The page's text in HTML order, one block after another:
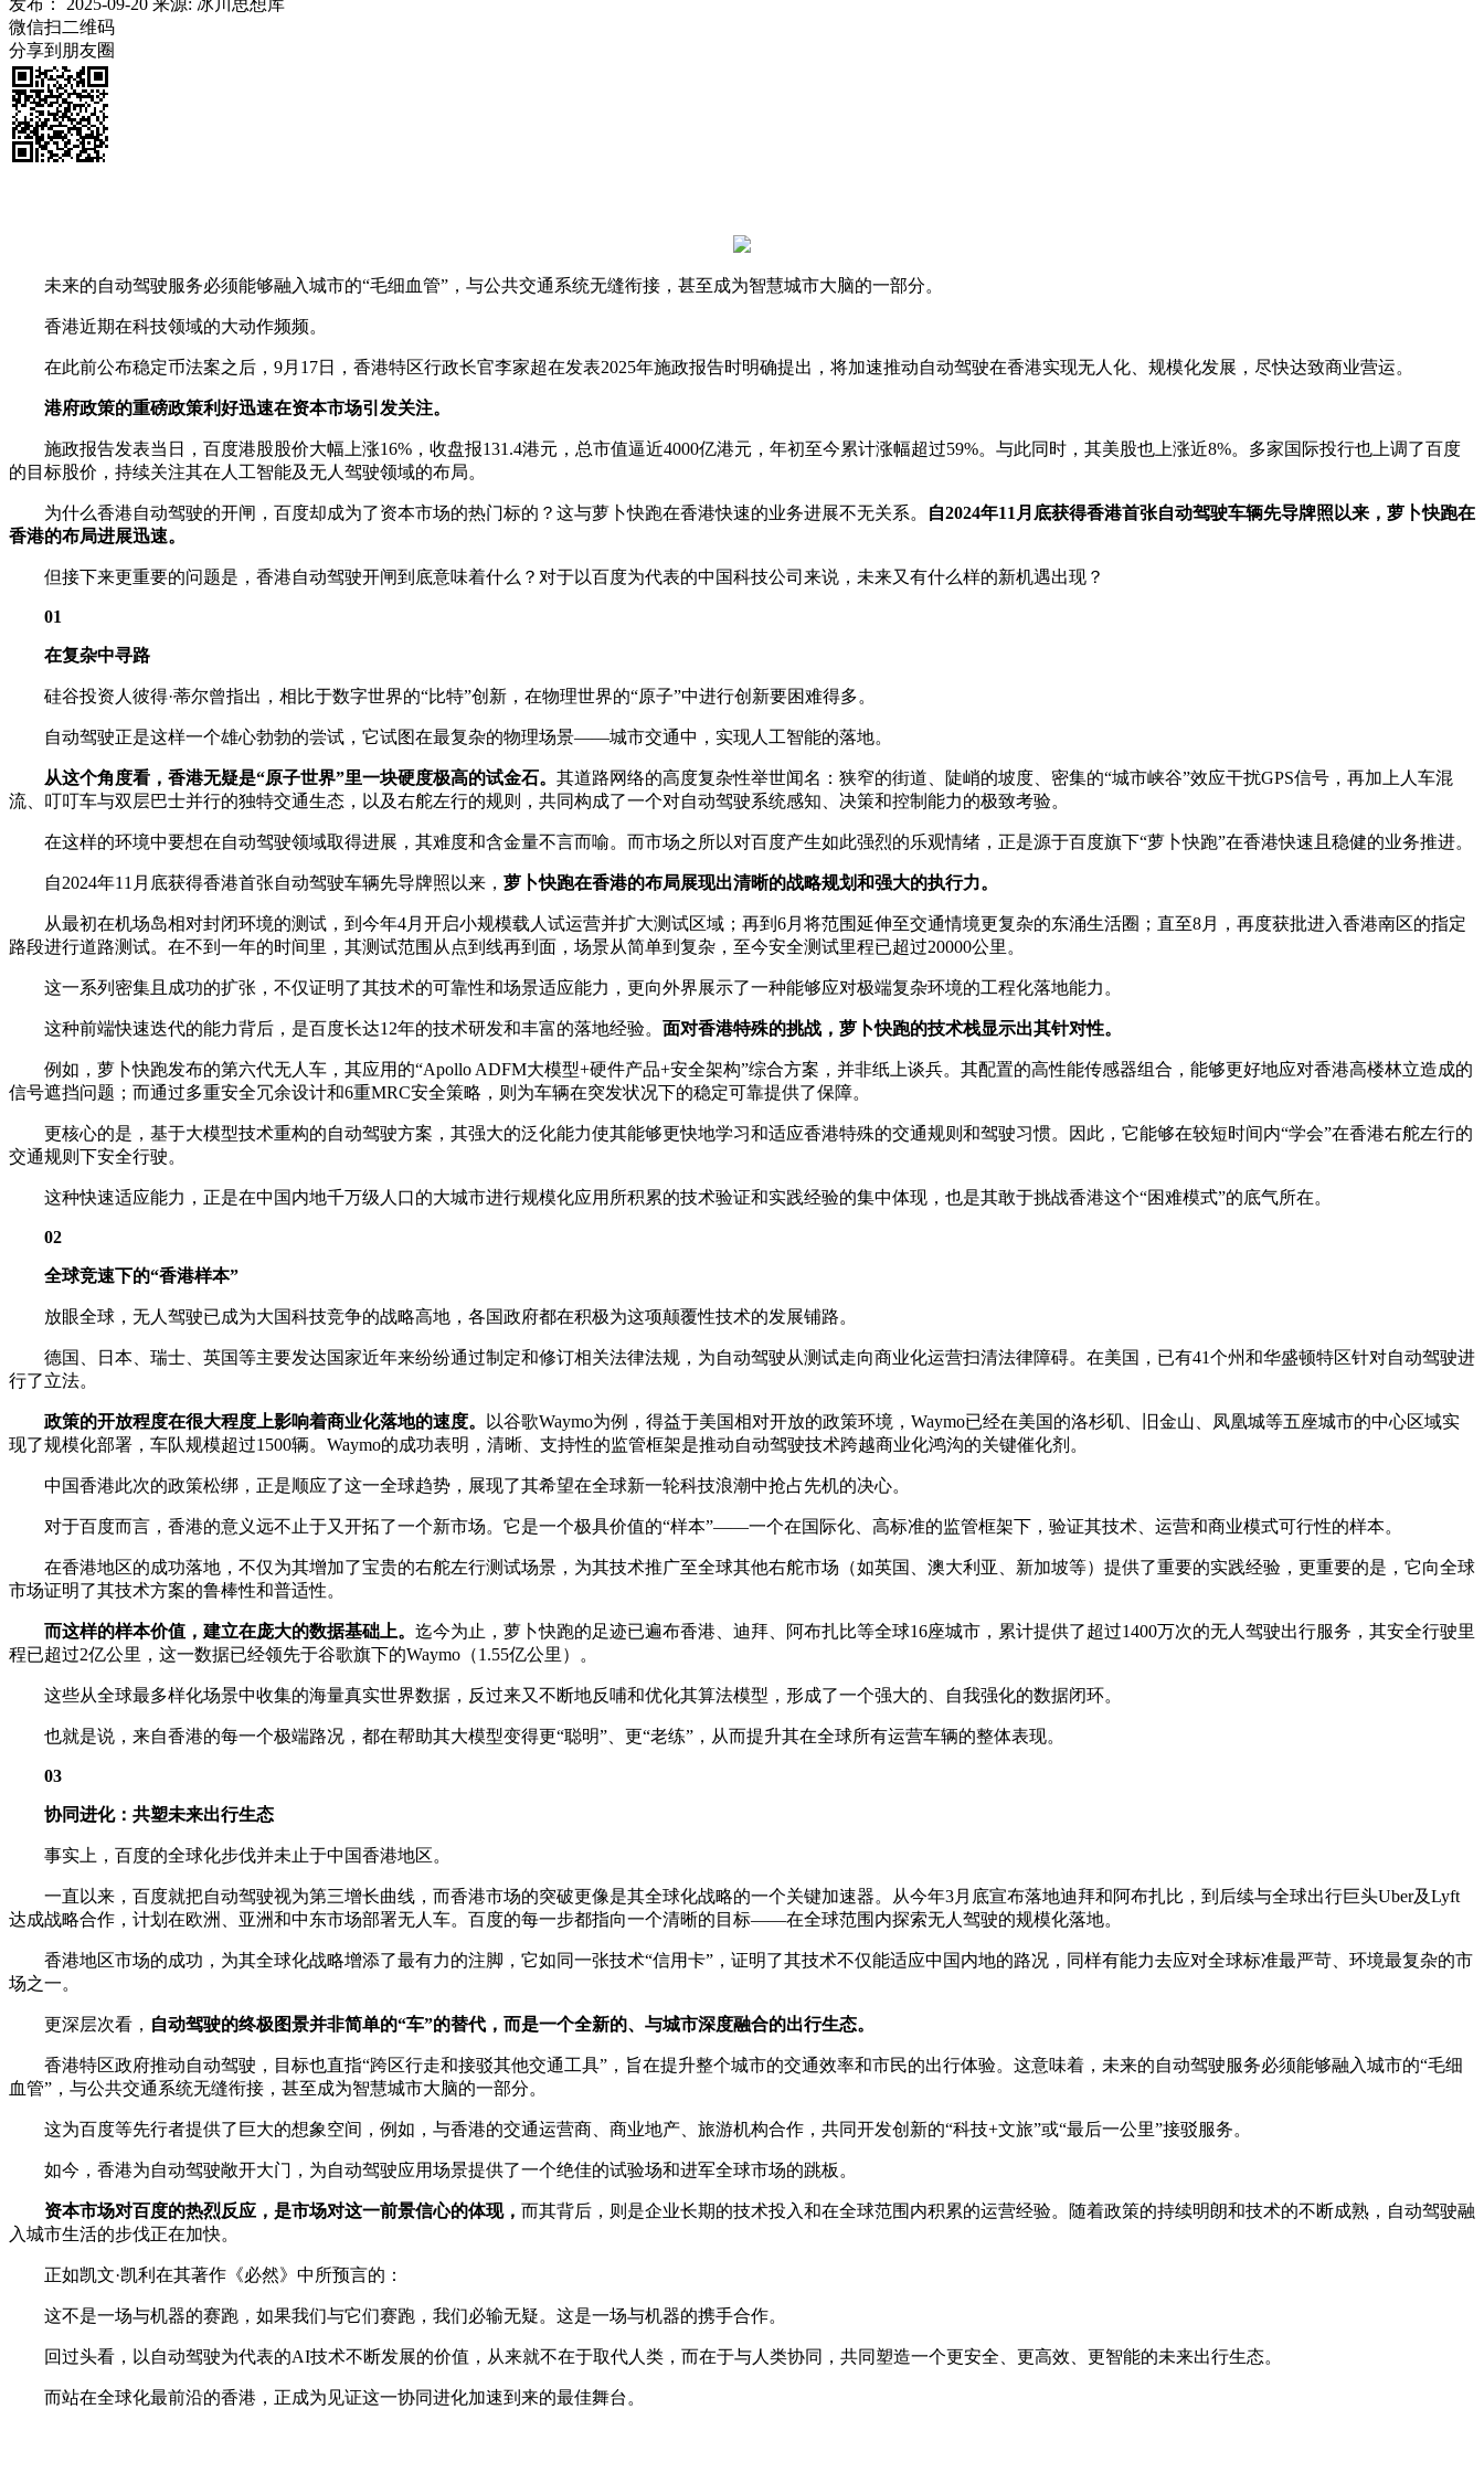
发布： 2025-09-20 来源: 冰川思想库
微信扫二维码
分享到朋友圈
未来的自动驾驶服务必须能够融入城市的“毛细血管”，与公共交通系统无缝衔接，甚至成为智慧城市大脑的一部分。
香港近期在科技领域的大动作频频。
在此前公布稳定币法案之后，9月17日，香港特区行政长官李家超在发表2025年施政报告时明确提出，将加速推动自动驾驶在香港实现无人化、规模化发展，尽快达致商业营运。
港府政策的重磅政策利好迅速在资本市场引发关注。
施政报告发表当日，百度港股股价大幅上涨16%，收盘报131.4港元，总市值逼近4000亿港元，年初至今累计涨幅超过59%。与此同时，其美股也上涨近8%。多家国际投行也上调了百度
的目标股价，持续关注其在人工智能及无人驾驶领域的布局。
为什么香港自动驾驶的开闸，百度却成为了资本市场的热门标的？这与萝卜快跑在香港快速的业务进展不无关系。
自2024年11月底获得香港首张自动驾驶车辆先导牌照以来，萝卜快跑在
香港的布局进展迅速。
但接下来更重要的问题是，香港自动驾驶开闸到底意味着什么？对于以百度为代表的中国科技公司来说，未来又有什么样的新机遇出现？
01
在复杂中寻路
硅谷投资人彼得·蒂尔曾指出，相比于数字世界的“比特”创新，在物理世界的“原子”中进行创新要困难得多。
自动驾驶正是这样一个雄心勃勃的尝试，它试图在最复杂的物理场景——城市交通中，实现人工智能的落地。
从这个角度看，香港无疑是“原子世界”里一块硬度极高的试金石。 其道路网络的高度复杂性举世闻名：狭窄的街道、陡峭的坡度、密集的“城市峡谷”效应干扰GPS信号，再加上人车混
流、叮叮车与双层巴士并行的独特交通生态，以及右舵左行的规则，共同构成了一个对自动驾驶系统感知、决策和控制能力的极致考验。
在这样的环境中要想在自动驾驶领域取得进展，其难度和含金量不言而喻。而市场之所以对百度产生如此强烈的乐观情绪，正是源于百度旗下“萝卜快跑”在香港快速且稳健的业务推进。
自2024年11月底获得香港首张自动驾驶车辆先导牌照以来， 萝卜快跑在香港的布局展现出清晰的战略规划和强大的执行力。
从最初在机场岛相对封闭环境的测试，到今年4月开启小规模载人试运营并扩大测试区域；再到6月将范围延伸至交通情境更复杂的东涌生活圈；直至8月，再度获批进入香港南区的指定
路段进行道路测试。在不到一年的时间里，其测试范围从点到线再到面，场景从简单到复杂，至今安全测试里程已超过20000公里。
这一系列密集且成功的扩张，不仅证明了其技术的可靠性和场景适应能力，更向外界展示了一种能够应对极端复杂环境的工程化落地能力。
这种前端快速迭代的能力背后，是百度长达12年的技术研发和丰富的落地经验。 面对香港特殊的挑战，萝卜快跑的技术栈显示出其针对性。
例如，萝卜快跑发布的第六代无人车，其应用的“Apollo ADFM大模型+硬件产品+安全架构”综合方案，并非纸上谈兵。其配置的高性能传感器组合，能够更好地应对香港高楼林立造成的
信号遮挡问题；而通过多重安全冗余设计和6重MRC安全策略，则为车辆在突发状况下的稳定可靠提供了保障。
更核心的是，基于大模型技术重构的自动驾驶方案，其强大的泛化能力使其能够更快地学习和适应香港特殊的交通规则和驾驶习惯。因此，它能够在较短时间内“学会”在香港右舵左行的
交通规则下安全行驶。
这种快速适应能力，正是在中国内地千万级人口的大城市进行规模化应用所积累的技术验证和实践经验的集中体现，也是其敢于挑战香港这个“困难模式”的底气所在。
02
全球竞速下的“香港样本”
放眼全球，无人驾驶已成为大国科技竞争的战略高地，各国政府都在积极为这项颠覆性技术的发展铺路。
德国、日本、瑞士、英国等主要发达国家近年来纷纷通过制定和修订相关法律法规，为自动驾驶从测试走向商业化运营扫清法律障碍。在美国，已有41个州和华盛顿特区针对自动驾驶进
行了立法。
政策的开放程度在很大程度上影响着商业化落地的速度。
以谷歌Waymo为例，得益于美国相对开放的政策环境，Waymo已经在美国的洛杉矶、旧金山、凤凰城等五座城市的中心区域实
现了规模化部署，车队规模超过1500辆。Waymo的成功表明，清晰、支持性的监管框架是推动自动驾驶技术跨越商业化鸿沟的关键催化剂。
中国香港此次的政策松绑，正是顺应了这一全球趋势，展现了其希望在全球新一轮科技浪潮中抢占先机的决心。
对于百度而言，香港的意义远不止于又开拓了一个新市场。它是一个极具价值的“样本”——一个在国际化、高标准的监管框架下，验证其技术、运营和商业模式可行性的样本。
在香港地区的成功落地，不仅为其增加了宝贵的右舵左行测试场景，为其技术推广至全球其他右舵市场（如英国、澳大利亚、新加坡等）提供了重要的实践经验，更重要的是，它向全球
市场证明了其技术方案的鲁棒性和普适性。
而这样的样本价值，建立在庞大的数据基础上。 迄今为止，萝卜快跑的足迹已遍布香港、迪拜、阿布扎比等全球16座城市，累计提供了超过1400万次的无人驾驶出行服务，其安全行驶里
程已超过2亿公里，这一数据已经领先于谷歌旗下的Waymo（1.55亿公里）。
这些从全球最多样化场景中收集的海量真实世界数据，反过来又不断地反哺和优化其算法模型，形成了一个强大的、自我强化的数据闭环。
也就是说，来自香港的每一个极端路况，都在帮助其大模型变得更“聪明”、更“老练”，从而提升其在全球所有运营车辆的整体表现。
03
协同进化：共塑未来出行生态
事实上，百度的全球化步伐并未止于中国香港地区。
一直以来，百度就把自动驾驶视为第三增长曲线，而香港市场的突破更像是其全球化战略的一个关键加速器。从今年3月底宣布落地迪拜和阿布扎比，到后续与全球出行巨头Uber及Lyft
达成战略合作，计划在欧洲、亚洲和中东市场部署无人车。百度的每一步都指向一个清晰的目标——在全球范围内探索无人驾驶的规模化落地。
香港地区市场的成功，为其全球化战略增添了最有力的注脚，它如同一张技术“信用卡”，证明了其技术不仅能适应中国内地的路况，同样有能力去应对全球标准最严苛、环境最复杂的市
场之一。
更深层次看， 自动驾驶的终极图景并非简单的“车”的替代，而是一个全新的、与城市深度融合的出行生态。
香港特区政府推动自动驾驶，目标也直指“跨区行走和接驳其他交通工具”，旨在提升整个城市的交通效率和市民的出行体验。这意味着，未来的自动驾驶服务必须能够融入城市的“毛细
血管”，与公共交通系统无缝衔接，甚至成为智慧城市大脑的一部分。
这为百度等先行者提供了巨大的想象空间，例如，与香港的交通运营商、商业地产、旅游机构合作，共同开发创新的“科技+文旅”或“最后一公里”接驳服务。
如今，香港为自动驾驶敞开大门，为自动驾驶应用场景提供了一个绝佳的试验场和进军全球市场的跳板。
资本市场对百度的热烈反应，是市场对这一前景信心的体现， 而其背后，则是企业长期的技术投入和在全球范围内积累的运营经验。随着政策的持续明朗和技术的不断成熟，自动驾驶融
入城市生活的步伐正在加快。
正如凯文·凯利在其著作《必然》中所预言的：
这不是一场与机器的赛跑，如果我们与它们赛跑，我们必输无疑。这是一场与机器的携手合作。
回过头看，以自动驾驶为代表的AI技术不断发展的价值，从来就不在于取代人类，而在于与人类协同，共同塑造一个更安全、更高效、更智能的未来出行生态。
而站在全球化最前沿的香港，正成为见证这一协同进化加速到来的最佳舞台。